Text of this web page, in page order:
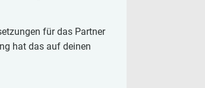
für das Partner
hat das auf deinen